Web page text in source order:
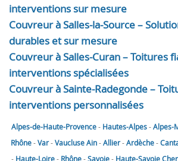
interventions sur mesure
Couvreur à Salles-la-Source –
durables et sur mesure
Couvreur à Salles-Curan – Toitures
interventions spécialisées
Couvreur à Sainte-Radegonde –
interventions personnalisées
Alpes-de-Haute-Provence- Hautes-Alpes-Alpes-
Rhône-Var-VaucluseAin-Allier-Ardèche-
- Haute-Loire- Rhône-Savoie- Haute-SavoieCher